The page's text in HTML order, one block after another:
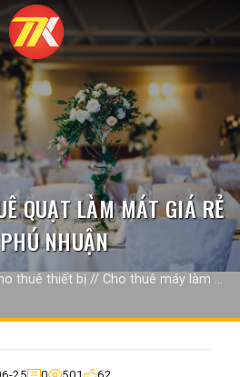
QUẠT LÀM MÁT GIÁ RẺ
NHUẬN
thuê thiết bị // Cho thuê máy làm